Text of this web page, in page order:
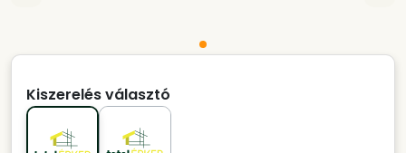
Kiszerelés választó